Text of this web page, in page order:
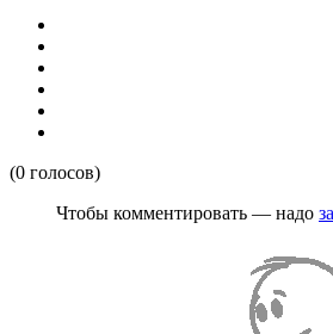
(0 голосов)
Чтобы комментировать — надо